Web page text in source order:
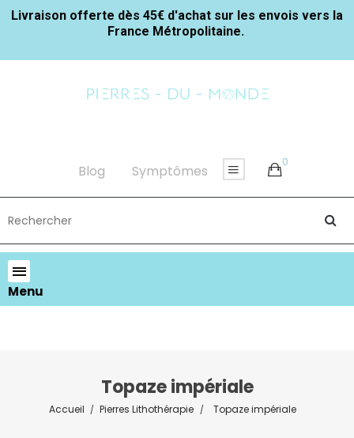
Livraison offerte dès 45€ d'achat sur les envois vers la
France Métropolitaine.
Blog Symptômes
0
Menu
Topaze impériale
Accueil Pierres Lithothérapie Topaze impériale